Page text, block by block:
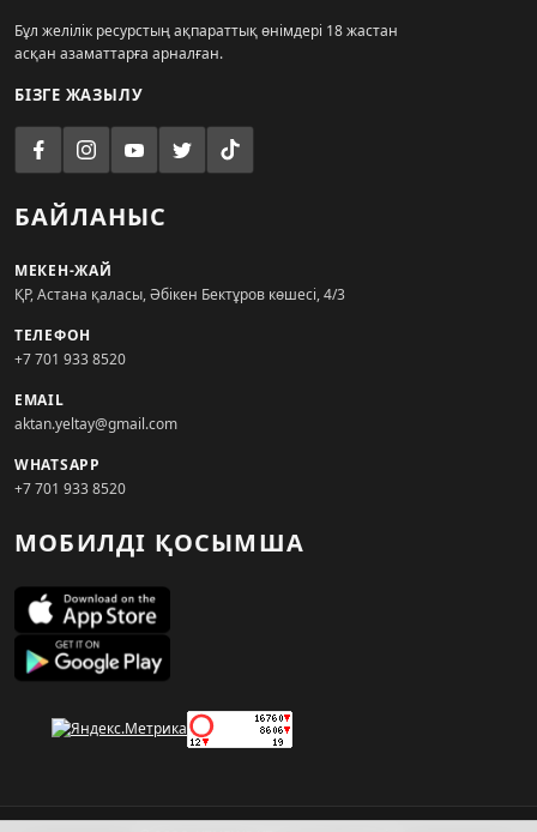
Бұл желілік ресурстың ақпараттық өнімдері 18 жастан
асқан азаматтарға арналған.
БІЗГЕ ЖАЗЫЛУ
БАЙЛАНЫС
МЕКЕН-ЖАЙ
ҚР, Астана қаласы, Әбікен Бектұров көшесі, 4/3
ТЕЛЕФОН
+7 701 933 8520
EMAIL
aktan.yeltay@gmail.com
WHATSAPP
+7 701 933 8520
МОБИЛДІ ҚОСЫМША